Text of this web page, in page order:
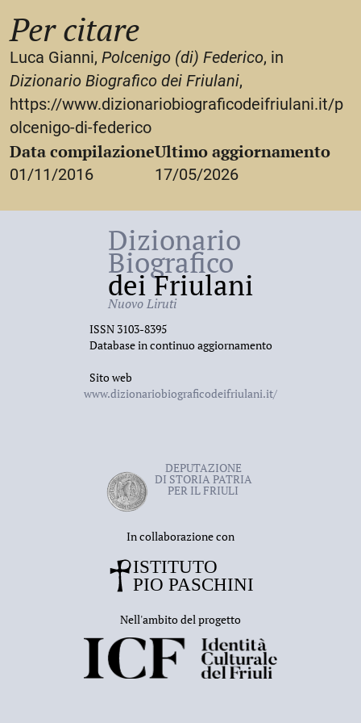
Per citare
Luca Gianni, Polcenigo (di) Federico, in
Dizionario Biografico dei Friulani,
https://www.dizionariobiograficodeifriulani.it/p
olcenigo-di-federico
Data compilazione
01/11/2016
Ultimo aggiornamento
17/05/2026
Dizionario
Biografico
dei Friulani
Nuovo Liruti
ISSN 3103-8395
Database in continuo aggiornamento
Sito web
www.dizionariobiograficodeifriulani.it/
DEPUTAZIONE
DI STORIA PATRIA
PER IL FRIULI
In collaborazione con
Nell'ambito del progetto